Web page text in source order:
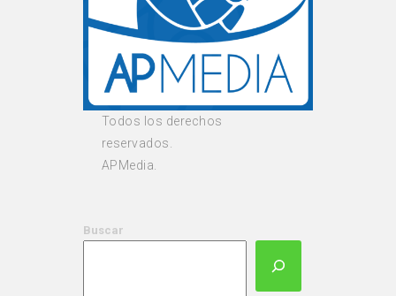
Todos los derechos
reservados.
APMedia.
Buscar